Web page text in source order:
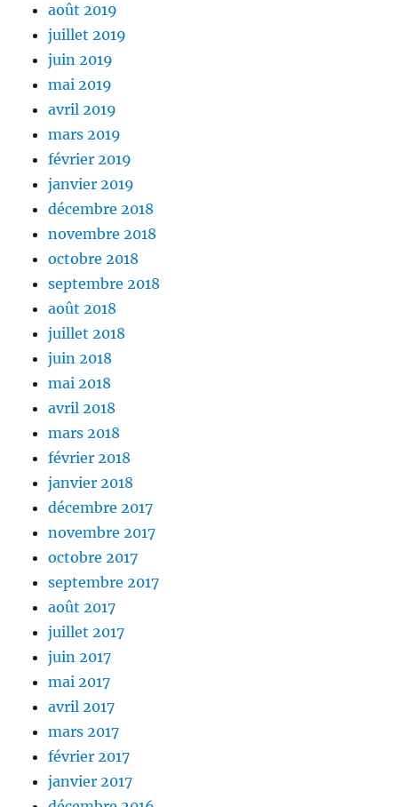
août 2019
juillet 2019
juin 2019
mai 2019
avril 2019
mars 2019
février 2019
janvier 2019
décembre 2018
novembre 2018
octobre 2018
septembre 2018
août 2018
juillet 2018
juin 2018
mai 2018
avril 2018
mars 2018
février 2018
janvier 2018
décembre 2017
novembre 2017
octobre 2017
septembre 2017
août 2017
juillet 2017
juin 2017
mai 2017
avril 2017
mars 2017
février 2017
janvier 2017